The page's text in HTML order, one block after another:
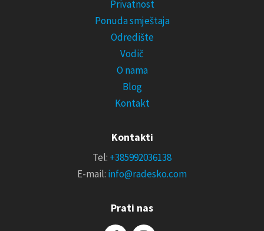
Privatnost
Ponuda smještaja
Odredište
Vodič
O nama
Blog
Kontakt
Kontakti
Tel: +385992036138
E-mail: info@radesko.com
Prati nas